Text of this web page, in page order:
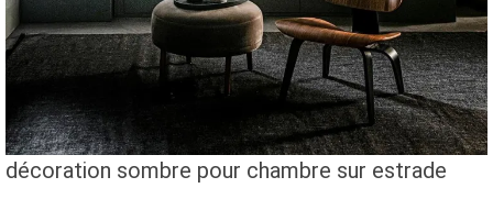
décoration sombre pour chambre sur estrade